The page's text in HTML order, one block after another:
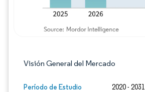
Visión General del Mercado
Período de Estudio 2020 - 2031